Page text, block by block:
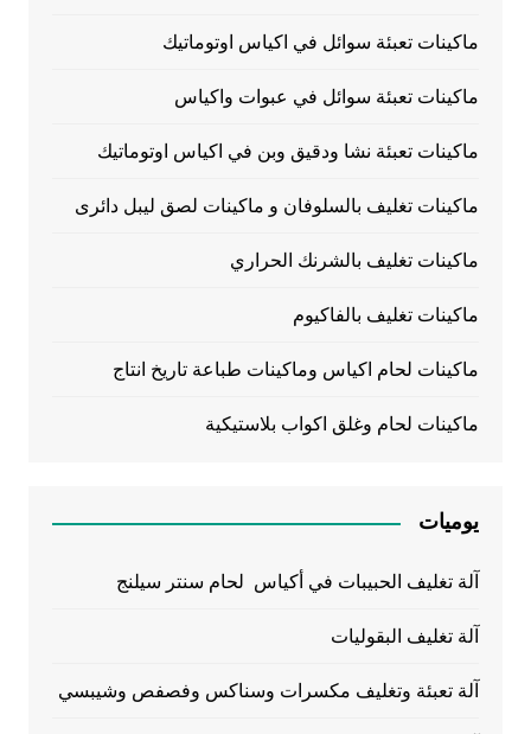
ماكينات تعبئة سوائل في اكياس اوتوماتيك
ماكينات تعبئة سوائل في عبوات واكياس
ماكينات تعبئة نشا ودقيق وبن في اكياس اوتوماتيك
ماكينات تغليف بالسلوفان و ماكينات لصق ليبل دائرى
ماكينات تغليف بالشرنك الحراري
ماكينات تغليف بالفاكيوم
ماكينات لحام اكياس وماكينات طباعة تاريخ انتاج
ماكينات لحام وغلق اكواب بلاستيكية
يوميات
آلة تغليف الحبيبات في أكياس لحام سنتر سيلنج
آلة تغليف البقوليات
آلة تعبئة وتغليف مكسرات وسناكس وفصفص وشيبسي